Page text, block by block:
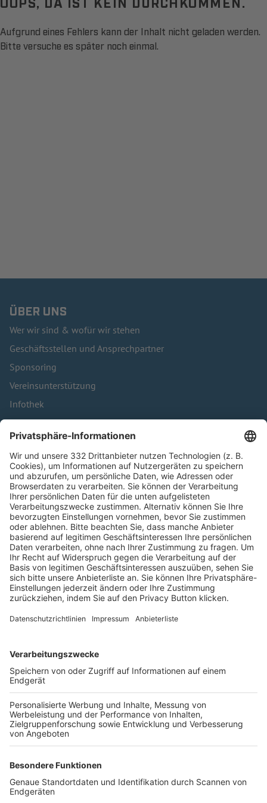
Aufgrund eines Fehlers kann der Inhalt nicht geladen werden.
Bitte versuche es später noch einmal.
ÜBER UNS
Wer wir sind & wofür wir stehen
Geschäftsstellen und Ansprechpartner
Sponsoring
Vereinsunterstützung
Infothek
Kontakt
HÄUFIG BESUCHTE SEITEN
Pässe und Vereinswechsel
Trainerausbildung
Schulungsangebot Vereinsmitarbeiter
BFV-Geschäftsstellen
Trainerbörse
Login SpielPlus
FOLGE DEM BFV
TOP-VEREINE
TOP-PARTNER